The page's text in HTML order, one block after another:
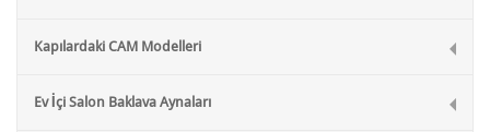
Kapılardaki CAM Modelleri
Ev İçi Salon Baklava Aynaları